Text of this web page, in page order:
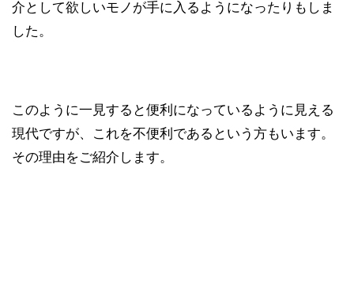
介として欲しいモノが手に入るようになったりもしま
した。
このように一見すると便利になっているように見える
現代ですが、これを不便利であるという方もいます。
その理由をご紹介します。